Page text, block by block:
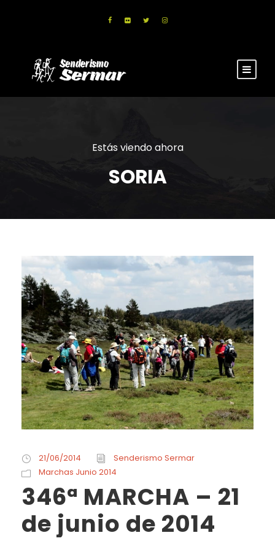
Estás viendo ahora
SORIA
21/06/2014
Senderismo Sermar
Marchas Junio 2014
346ª MARCHA – 21
de junio de 2014